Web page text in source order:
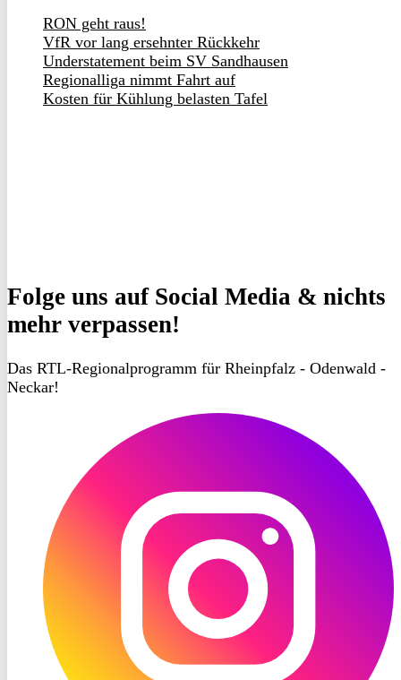
RON geht raus!
VfR vor lang ersehnter Rückkehr
Understatement beim SV Sandhausen
Regionalliga nimmt Fahrt auf
Kosten für Kühlung belasten Tafel
Folge uns auf Social Media & nichts
mehr verpassen!
Das RTL-Regionalprogramm für Rheinpfalz - Odenwald -
Neckar!
Instagram